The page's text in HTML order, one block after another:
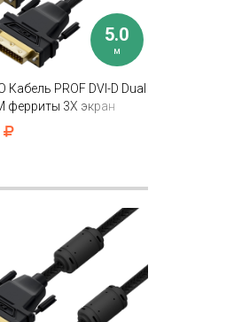
5.0
м
Кабель PROF DVI-D Dual
ферриты 3Х экран